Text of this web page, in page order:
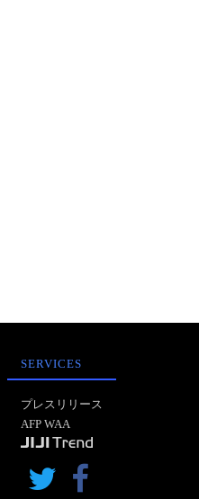
SERVICES
プレスリリース
AFP WAA